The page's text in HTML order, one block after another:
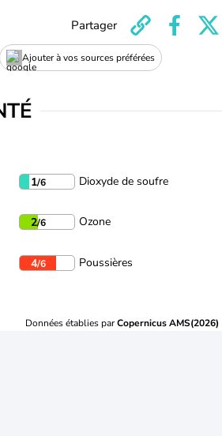
Ajouter à vos sources préférées
Partager
1/6 Dioxyde de soufre
2/6 Ozone
4/6 Poussières
Données établies parCopernicus AMS(2026)